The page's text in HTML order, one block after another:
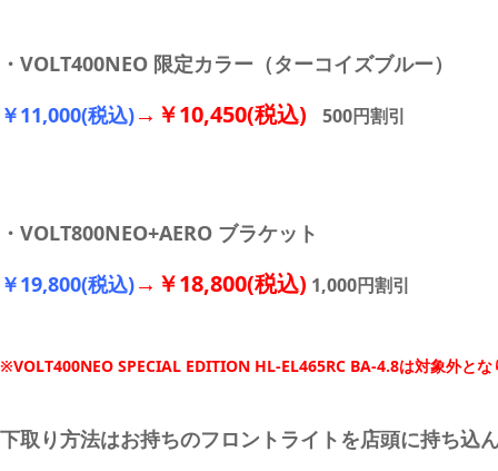
・VOLT400NEO 限定カラー（ターコイズブルー）
￥11,000(税込)→￥10,450(税込) 500円割引
・VOLT800NEO+AERO ブラケット
￥19,800(税込)→￥18,800(税込) 1,000円割引
※VOLT400NEO SPECIAL EDITION HL-EL465RC BA-4.8は対象外と
下取り方法はお持ちのフロントライトを店頭に持ち込